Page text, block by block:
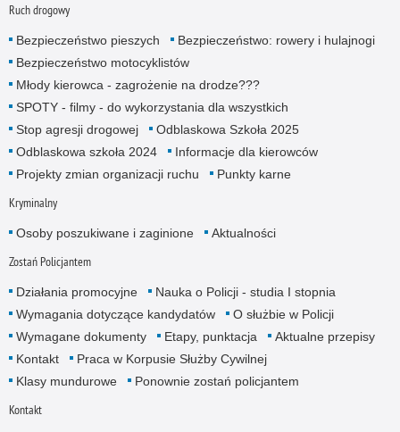
Ruch drogowy
Bezpieczeństwo pieszych
Bezpieczeństwo: rowery i hulajnogi
Bezpieczeństwo motocyklistów
Młody kierowca - zagrożenie na drodze???
SPOTY - filmy - do wykorzystania dla wszystkich
Stop agresji drogowej
Odblaskowa Szkoła 2025
Odblaskowa szkoła 2024
Informacje dla kierowców
Projekty zmian organizacji ruchu
Punkty karne
Kryminalny
Osoby poszukiwane i zaginione Aktualności
Zostań Policjantem
Działania promocyjne
Nauka o Policji - studia I stopnia
Wymagania dotyczące kandydatów
O służbie w Policji
Wymagane dokumenty
Etapy, punktacja
Aktualne przepisy
Kontakt
Praca w Korpusie Służby Cywilnej
Klasy mundurowe
Ponownie zostań policjantem
Kontakt